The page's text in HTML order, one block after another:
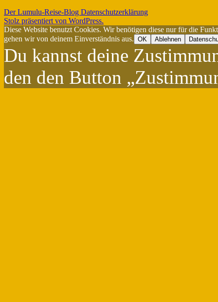
Der Lumulu-Reise-Blog Datenschutzerklärung
Stolz präsentiert von WordPress.
Diese Website benutzt Cookies. Wir benötigen diese nur für die
gehen wir von deinem Einverständnis aus. OK Ablehnen
Du kannst deine
den den Button